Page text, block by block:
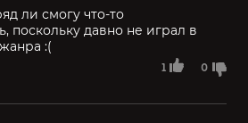
1 0
ли смогу что-то
поскольку давно не играл в
:(